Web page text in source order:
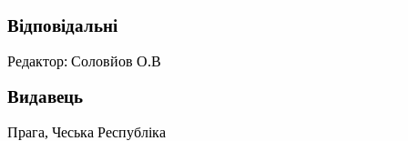
Відповідальні
Редактор: Соловйов О.В
Видавець
Прага, Чеська Республіка